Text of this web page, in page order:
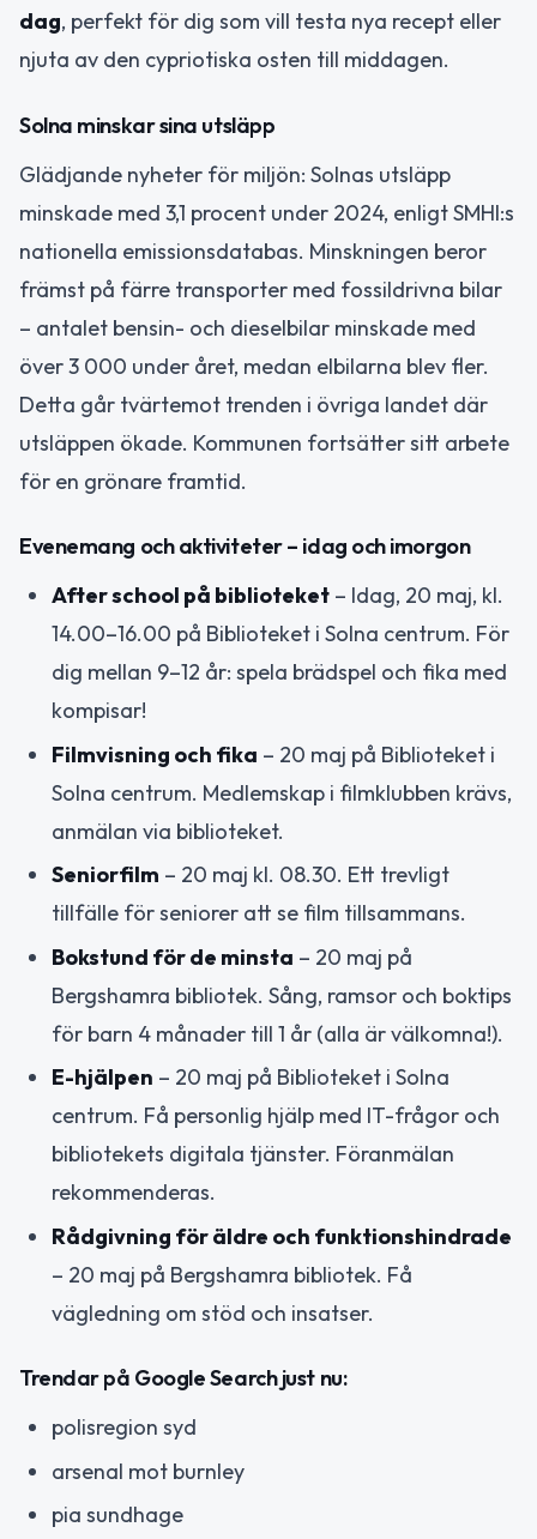
dag, perfekt för dig som vill testa nya recept eller
njuta av den cypriotiska osten till middagen.
Solna minskar sina utsläpp
Glädjande nyheter för miljön: Solnas utsläpp
minskade med 3,1 procent under 2024, enligt SMHI:s
nationella emissionsdatabas. Minskningen beror
främst på färre transporter med fossildrivna bilar
– antalet bensin- och dieselbilar minskade med
över 3 000 under året, medan elbilarna blev fler.
Detta går tvärtemot trenden i övriga landet där
utsläppen ökade. Kommunen fortsätter sitt arbete
för en grönare framtid.
Evenemang och aktiviteter – idag och imorgon
After school på biblioteket – Idag, 20 maj, kl.
14.00–16.00 på Biblioteket i Solna centrum. För
dig mellan 9–12 år: spela brädspel och fika med
kompisar!
Filmvisning och fika – 20 maj på Biblioteket i
Solna centrum. Medlemskap i filmklubben krävs,
anmälan via biblioteket.
Seniorfilm – 20 maj kl. 08.30. Ett trevligt
tillfälle för seniorer att se film tillsammans.
Bokstund för de minsta – 20 maj på
Bergshamra bibliotek. Sång, ramsor och boktips
för barn 4 månader till 1 år (alla är välkomna!).
E-hjälpen – 20 maj på Biblioteket i Solna
centrum. Få personlig hjälp med IT-frågor och
bibliotekets digitala tjänster. Föranmälan
rekommenderas.
Rådgivning för äldre och funktionshindrade
– 20 maj på Bergshamra bibliotek. Få
vägledning om stöd och insatser.
Trendar på Google Search just nu:
polisregion syd
arsenal mot burnley
pia sundhage